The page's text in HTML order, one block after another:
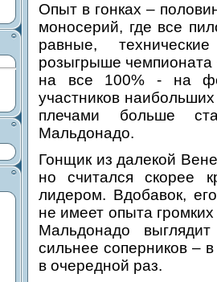
Опыт в гонках –
моносерий, где все
равные,
розыгрыше чемпионата
на все 100% - на
участников наибольших
плечами больше
Мальдонадо.
Гонщик из далекой
но считался скорее
лидером. Вдобавок,
не имеет опыта
Мальдонадо
сильнее соперников –
в очередной раз.